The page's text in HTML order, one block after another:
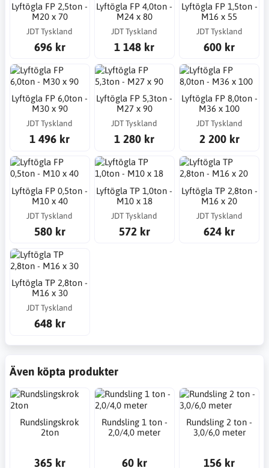
Lyftögla FP 2,5ton -
M20 x 70
JDT Tyskland
696 kr
Lyftögla FP 4,0ton -
M24 x 80
JDT Tyskland
1 148 kr
Lyftögla FP 1,5ton -
M16 x 55
JDT Tyskland
600 kr
Lyftögla FP 6,0ton -
M30 x 90
JDT Tyskland
1 496 kr
Lyftögla FP 5,3ton -
M27 x 90
JDT Tyskland
1 280 kr
Lyftögla FP 8,0ton -
M36 x 100
JDT Tyskland
2 200 kr
Lyftögla FP 0,5ton -
M10 x 40
JDT Tyskland
580 kr
Lyftögla TP 1,0ton -
M10 x 18
JDT Tyskland
572 kr
Lyftögla TP 2,8ton -
M16 x 20
JDT Tyskland
624 kr
Lyftögla TP 2,8ton -
M16 x 30
JDT Tyskland
648 kr
Även köpta produkter
Rundslingskrok
2ton
365 kr
Rundsling 1 ton -
2,0/4,0 meter
60 kr
Rundsling 2 ton -
3,0/6,0 meter
156 kr